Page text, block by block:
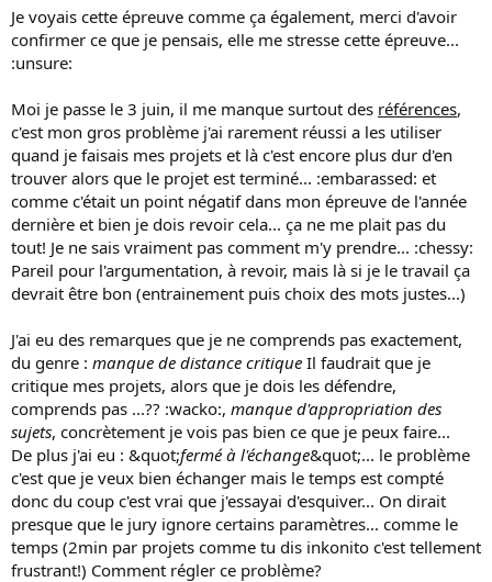
Je voyais cette épreuve comme ça également, merci d'avoir
confirmer ce que je pensais, elle me stresse cette épreuve...
:unsure:
Moi je passe le 3 juin, il me manque surtout des références,
c'est mon gros problème j'ai rarement réussi a les utiliser
quand je faisais mes projets et là c'est encore plus dur d'en
trouver alors que le projet est terminé... :embarassed: et
comme c'était un point négatif dans mon épreuve de l'année
dernière et bien je dois revoir cela... ça ne me plait pas du
tout! Je ne sais vraiment pas comment m'y prendre... :chessy:
Pareil pour l'argumentation, à revoir, mais là si je le travail ça
devrait être bon (entrainement puis choix des mots justes...)
J'ai eu des remarques que je ne comprends pas exactement,
du genre : manque de distance critique Il faudrait que je
critique mes projets, alors que je dois les défendre,
comprends pas ...?? :wacko:, manque d'appropriation des
sujets, concrètement je vois pas bien ce que je peux faire...
De plus j'ai eu : &quot;fermé à l'échange&quot;... le problème
c'est que je veux bien échanger mais le temps est compté
donc du coup c'est vrai que j'essayai d'esquiver... On dirait
presque que le jury ignore certains paramètres... comme le
temps (2min par projets comme tu dis inkonito c'est tellement
frustrant!) Comment régler ce problème?